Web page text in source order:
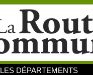
LES DÉPARTEMENTS